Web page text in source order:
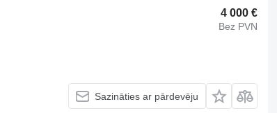
4 000 €
Bez PVN
Sazināties ar pārdevēju